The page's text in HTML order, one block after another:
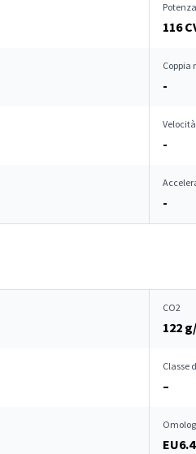
Potenza
116
Coppia
-
-
-
CO2
122
Classe
–
EU6.4